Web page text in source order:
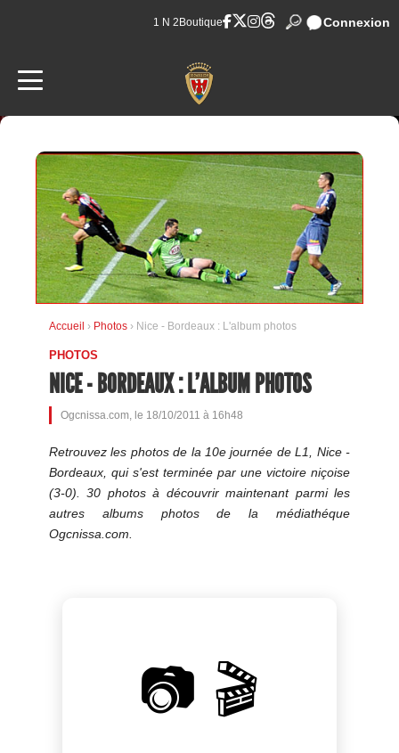
1 N 2 Boutique Connexion
Accueil › Photos › Nice - Bordeaux : L'album photos
PHOTOS
NICE - BORDEAUX : L'ALBUM PHOTOS
Ogcnissa.com, le 18/10/2011 à 16h48
Retrouvez les photos de la 10e journée de L1, Nice -
Bordeaux, qui s'est terminée par une victoire niçoise
(3-0). 30 photos à découvrir maintenant parmi les
autres albums photos de la médiathéque
Ogcnissa.com.
📷 🎬